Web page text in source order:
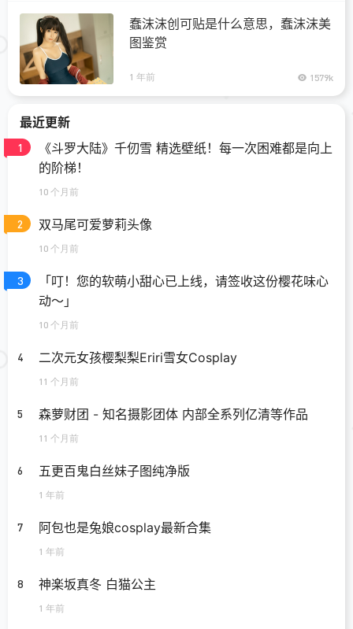
蠢沫沫创可贴是什么意思，蠢沫沫美
图鉴赏
1 年前 1579k
最近更新
1
《斗罗大陆》千仞雪 精选壁纸！每一次困难都是向上
的阶梯！
10 个月前
2 双马尾可爱萝莉头像
10 个月前
3
「叮！您的软萌小甜心已上线，请签收这份樱花味心
动～」
10 个月前
4 二次元女孩樱梨梨Eriri雪女Cosplay
11 个月前
5 森萝财团 - 知名摄影团体 内部全系列亿清等作品
11 个月前
6 五更百鬼白丝妹子图纯净版
1 年前
7 阿包也是兔娘cosplay最新合集
1 年前
8 神楽坂真冬 白猫公主
1 年前